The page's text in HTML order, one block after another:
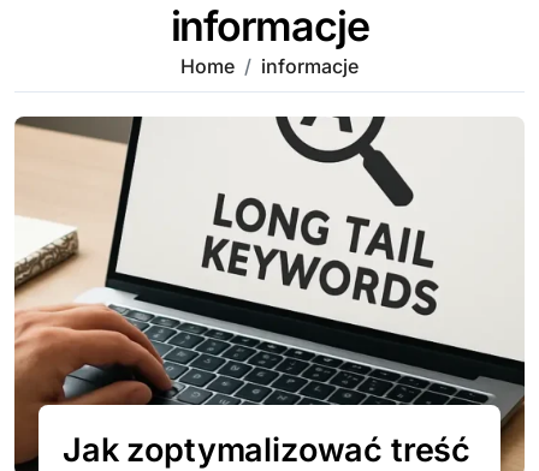
informacje
Home informacje
Jak zoptymalizować treść